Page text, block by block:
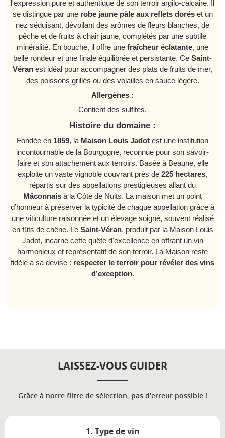
l'expression pure et authentique de son terroir argilo-calcaire. Il
se distingue par une robe jaune pâle aux reflets doréset un
nez séduisant, dévoilant des arômes de fleurs blanches, de
pêche et de fruits à chair jaune, complétés par une subtile
minéralité. En bouche, il offre une fraîcheur éclatante, une
belle rondeur et une finale équilibrée et persistante. Ce Saint-
Véran est idéal pour accompagner des plats de fruits de mer,
des poissons grillés ou des volailles en sauce légère.
Allergènes :
Contient des sulfites.
Histoire du domaine :
Fondée en 1859, la Maison Louis Jadot est une institution
incontournable de la Bourgogne, reconnue pour son savoir-
faire et son attachement aux terroirs. Basée à Beaune, elle
exploite un vaste vignoble couvrant près de 225 hectares,
répartis sur des appellations prestigieuses allant du
Mâconnais à la Côte de Nuits. La maison met un point
d’honneur à préserver la typicité de chaque appellation grâce à
une viticulture raisonnée et un élevage soigné, souvent réalisé
en fûts de chêne. Le Saint-Véran, produit par la Maison Louis
Jadot, incarne cette quête d'excellence en offrant un vin
harmonieux et représentatif de son terroir. La Maison reste
fidèle à sa devise : respecter le terroir pour révéler des vins
d’exception.
LAISSEZ-VOUS GUIDER
Grâce à notre filtre de sélection, pas d'erreur possible !
1. Type de vin